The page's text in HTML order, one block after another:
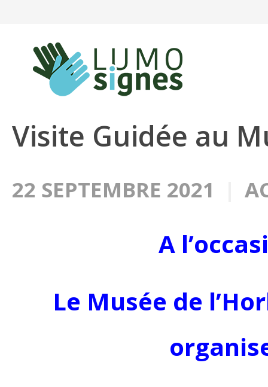
Visite Guidée au
22 SEPTEMBRE 2021
A
Le Musée de